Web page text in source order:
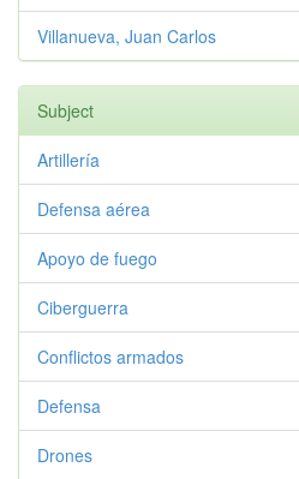
Villanueva, Juan Carlos
Subject
Artillería
Defensa aérea
Apoyo de fuego
Ciberguerra
Conflictos armados
Defensa
Drones